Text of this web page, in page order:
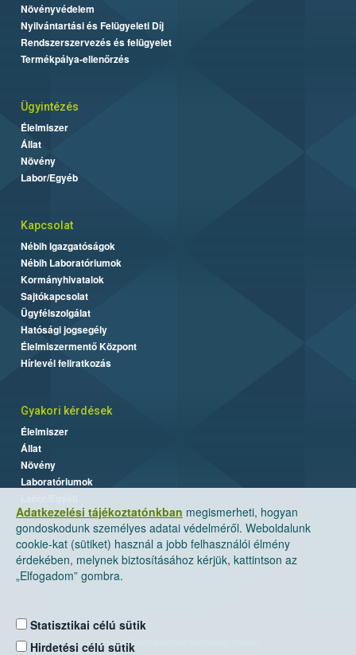
Adatkezelési tájékoztatónkban megismerheti, hogyan
gondoskodunk személyes adatai védelméről. Weboldalunk
cookie-kat (sütiket) használ a jobb felhasználói élmény
érdekében, melynek biztosításához kérjük, kattintson az
„Elfogadom” gombra.
Statisztikai célú sütik
Hirdetési célú sütik
Növényvédelem
Nyilvántartási és Felügyeleti Díj
Rendszerszervezés és felügyelet
Termékpálya-ellenőrzés
Ügyintézés
Élelmiszer
Állat
Növény
Labor/Egyéb
Kapcsolat
Nébih Igazgatóságok
Nébih Laboratóriumok
Kormányhivatalok
Sajtókapcsolat
Ügyfélszolgálat
Hatósági jogsegély
Élelmiszermentő Központ
Hírlevél feliratkozás
Gyakori kérdések
Élelmiszer
Állat
Növény
Laboratóriumok
Nemzeti Élelmiszerlánc-biztonsági Hivatal